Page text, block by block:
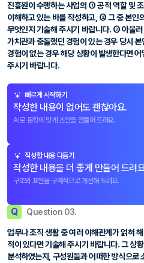
진흥원이 수행하는 사업의 ① 공적 역할 및
이해하고 있는 바를 작성하고, ② 그 중 본인
무엇인지 기술해 주시기 바랍니다. ③ 아울러
가치관과 충돌했던 경험이 있는 경우 당시
경험이 없는 경우 해당 상황이 발생한다면
주시기 바랍니다.
빠르게 시작하기
작성한 내용이 없어도 괜찮아요.
AI로 문항에 맞게 초안을 만들어 드려요.
작성한 내용 다듬기
작성한 내용을 더 좋게 만들어 드려
구조와 표현을 구체적으로 개선해 드려요.
Q Question 03.
업무나 조직 생활 중 여러 이해관계가 얽혀
적이 있다면 기술해 주시기 바랍니다. 그 상
분석하였는지, 구성원들과 어떠한 방식으로